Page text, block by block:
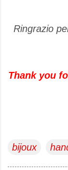
Ringrazio
Thank you
bijoux